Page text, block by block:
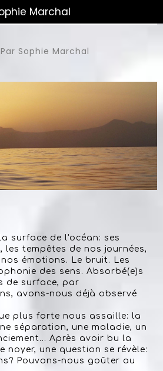
Marchal
Par Sophie Marchal
surface de l'océan: ses
les tempêtes de nos journées,
émotions. Le bruit. Les
des sens. Absorbé(e)s
de surface, par
avons-nous déjà observé
plus forte nous assaille: la
séparation, une maladie, un
Après avoir bu la
noyer, une question se révèle:
Pouvons-nous goûter au